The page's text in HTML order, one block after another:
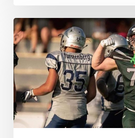
Neues
Defensive
Tackle
Talent
für
Stuttgart